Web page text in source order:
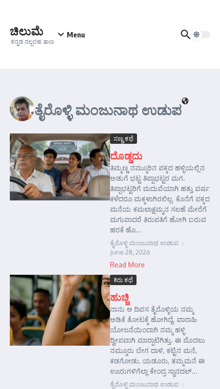
ಚಿಲುಮೆ
ಕನ್ನಡ ನಲ್ಬರಹ ತಾಣ
Menu
ತೈರೊಳ್ಳಿ ಮಂಜುನಾಥ ಉಡುಪ
ಸಣ್ಣ ಕಥೆ
ದೊಡ್ಡದು
ತಿಮ್ಮಣ್ಣ ನಮ್ಮೂರಿನ ಪಕ್ಕದ ಹಳ್ಳಿಯಲ್ಲಿನ
ಅಡುಗೆ ಭಟ್ಟ ತಿಪ್ಪಾಭಟ್ಟರ ಮಗ.
ತಿಪ್ಪಾಭಟ್ಟರಿಗೆ ಮದುವೆಯಾಗಿ ಹತ್ತು ವರ್ಷ
ಕಳೆದರೂ ಮಕ್ಕಳಾಗಿರಲಿಲ್ಲ. ಕೊನೆಗೆ ಪಕ್ಕದ
ಮನೆಯ ಕಮಲಾಕ್ಷಮ್ಮನ ಸಲಹೆ ಮೇರೆಗೆ
ಮಗುವಾದರೆ ತಿರುಪತಿಗೆ ಹೋಗಿ ಬರುವ
ಹರಕೆ ಹೊ...
ತೈರೊಳ್ಳಿ ಮಂಜುನಾಥ ಉಡುಪ
June 28, 2026
Read More
ಕಿರು ಕಥೆ
ಹುಚ್ಚಿ
ನಾನು ಆ ದಿವಸ ತೈರೊಳ್ಳಿಯ ನಮ್ಮ
ಅಡಿಕೆ ತೋಟಕ್ಕೆ ಹೋಗಿದ್ದೆ. ವಾರಾಹಿ
ಯೋಜನೆಯಿಂದಾಗಿ ನಮ್ಮ ಹಳ್ಳಿ
ದ್ವೀಪವಾಗಿ ಮಾರ್‍ಪಾಟಿಗಿತ್ತು. ಈ ಮೊದಲು
ನಮ್ಮೂರು ಬೇಗ ದಾಳಿ, ಕಟ್ಟಿನ ಮನೆ,
ಕಡಗೋಡು, ಯಡೂರು, ತಮ್ಮಮನೆ ಈ
ಊರುಗಳಿಗೆಲ್ಲಾ ಕೇಂದ್ರ ಸ್ಥಾನದಲ್...
ತೈರೊಳ್ಳಿ ಮಂಜುನಾಥ ಉಡುಪ